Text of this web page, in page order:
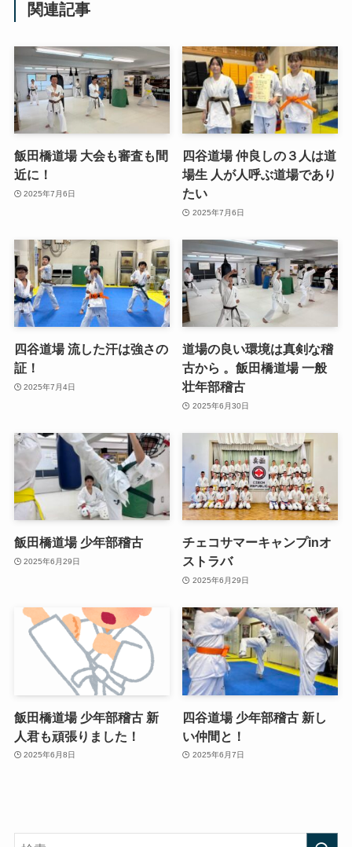
関連記事
飯田橋道場 大会も審査も間
近に！
2025年7月6日
四谷道場 仲良しの３人は道
場生 人が人呼ぶ道場であり
たい
2025年7月6日
四谷道場 流した汗は強さの
証！
2025年7月4日
道場の良い環境は真剣な稽
古から 。飯田橋道場 一般
壮年部稽古
2025年6月30日
飯田橋道場 少年部稽古
2025年6月29日
チェコサマーキャンプinオ
ストラバ
2025年6月29日
飯田橋道場 少年部稽古 新
人君も頑張りました！
2025年6月8日
四谷道場 少年部稽古 新し
い仲間と！
2025年6月7日